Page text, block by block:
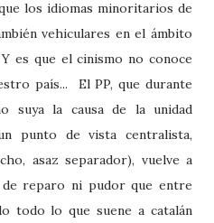
los idiomas minoritarios de
vehiculares en el ámbito
es que el cinismo no conoce
país... El PP, que durante
suya la causa de la unidad
punto de vista centralista,
asaz separador), vuelve a
reparo ni pudor que entre
todo lo que suene a catalán